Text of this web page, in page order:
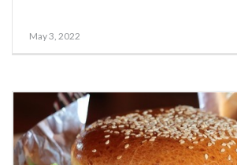
May 3, 2022